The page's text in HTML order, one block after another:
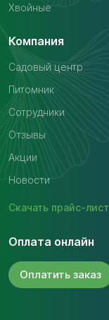
Хвойные
Компания
Садовый центр
Питомник
Сотрудники
Отзывы
Акции
Новости
Скачать прайс-лист
Оплата онлайн
Оплатить заказ